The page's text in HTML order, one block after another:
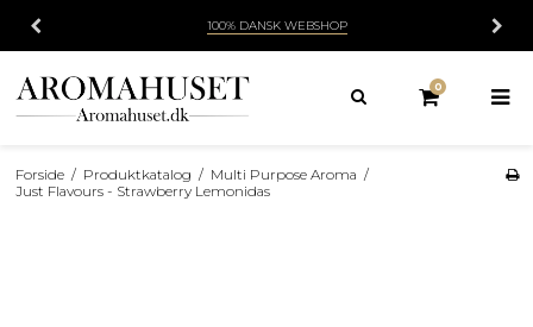
100% DANSK WEBSHOP
0
Forside / Produktkatalog / Multi Purpose Aroma /
Just Flavours - Strawberry Lemonidas